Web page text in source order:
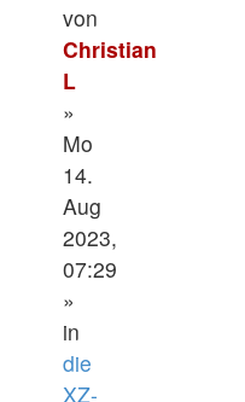
von
Christian
L
»
Mo
14.
Aug
2023,
07:29
»
in
die
XZ-